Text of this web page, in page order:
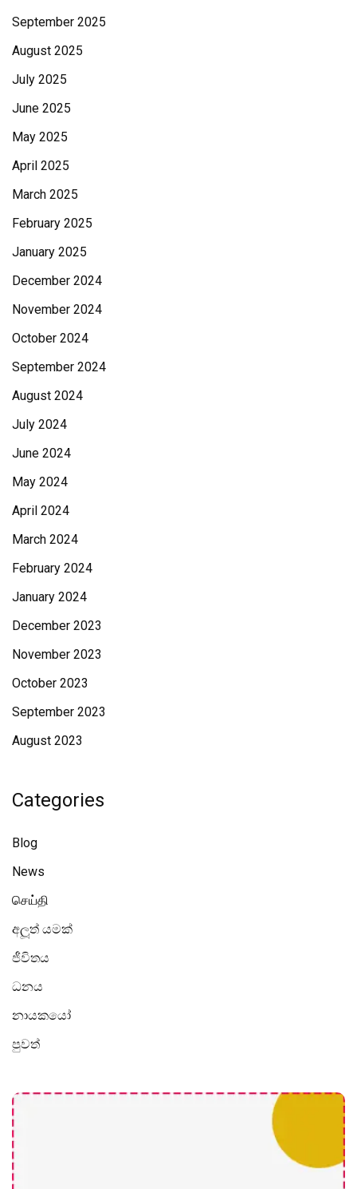
September 2025
August 2025
July 2025
June 2025
May 2025
April 2025
March 2025
February 2025
January 2025
December 2024
November 2024
October 2024
September 2024
August 2024
July 2024
June 2024
May 2024
April 2024
March 2024
February 2024
January 2024
December 2023
November 2023
October 2023
September 2023
August 2023
Categories
Blog
News
செய்தி
අලූත් යමක්
ජීවිතය
ධනය
නායකයෝ
පුවත්